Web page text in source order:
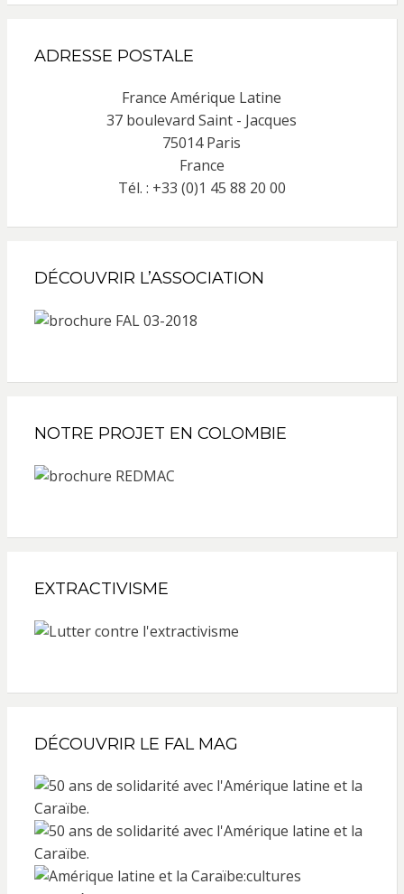
ADRESSE POSTALE
France Amérique Latine
37 boulevard Saint - Jacques
75014 Paris
France
Tél. : +33 (0)1 45 88 20 00
DÉCOUVRIR L’ASSOCIATION
NOTRE PROJET EN COLOMBIE
EXTRACTIVISME
DÉCOUVRIR LE FAL MAG